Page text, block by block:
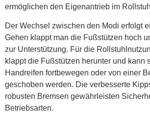
ermöglichen den Eigenantrieb im
Der Wechsel zwischen den Modi erfolgt
Gehen klappt man die Fußstützen hoch
zur Unterstützung. Für die
klappt die Fußstützen herunter und kann
Handreifen fortbewegen oder von einer
geschoben werden. Die verbesserte
robusten Bremsen gewährleisten
Betriebsarten.